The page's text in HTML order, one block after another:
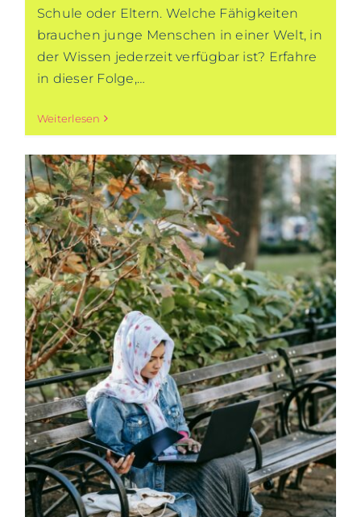
Schule oder Eltern. Welche Fähigkeiten
brauchen junge Menschen in einer Welt, in
der Wissen jederzeit verfügbar ist? Erfahre
in dieser Folge,…
Weiterlesen